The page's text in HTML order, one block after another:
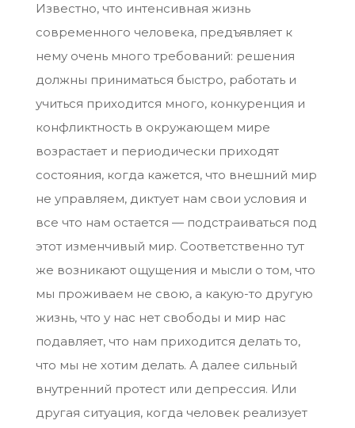
Известно, что интенсивная жизнь
современного человека, предъявляет к
нему очень много требований: решения
должны приниматься быстро, работать и
учиться приходится много, конкуренция и
конфликтность в окружающем мире
возрастает и периодически приходят
состояния, когда кажется, что внешний мир
не управляем, диктует нам свои условия и
все что нам остается — подстраиваться под
этот изменчивый мир. Соответственно тут
же возникают ощущения и мысли о том, что
мы проживаем не свою, а какую-то другую
жизнь, что у нас нет свободы и мир нас
подавляет, что нам приходится делать то,
что мы не хотим делать. А далее сильный
внутренний протест или депрессия. Или
другая ситуация, когда человек реализует